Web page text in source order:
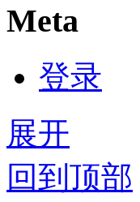
Meta
登录
展开
回到顶部